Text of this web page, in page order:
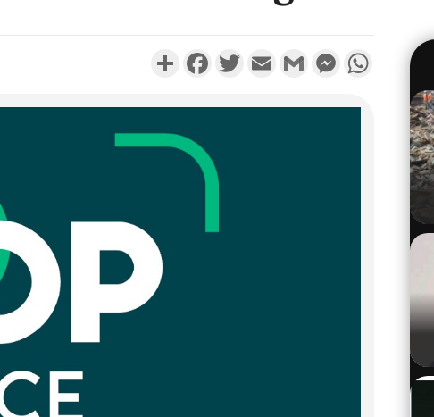
PartagerFacebookTwitterEmail Gmail MessengerWhatsApp
Côte d'Ivoire : Après le pari
réussi du 66e anniversaire,